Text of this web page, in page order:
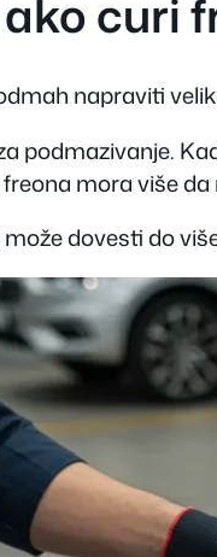
curi
napraviti
podmazivanje.
mora više
može dovesti do